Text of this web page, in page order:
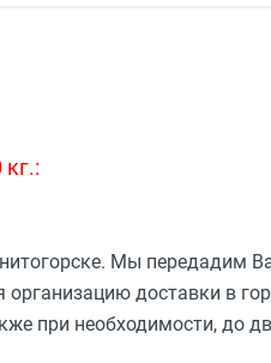
Мы передадим
доставки в
при необходимости, до